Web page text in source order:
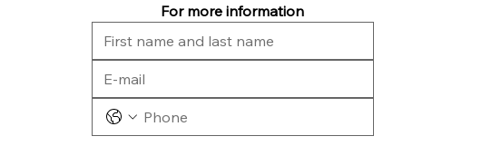
For more information